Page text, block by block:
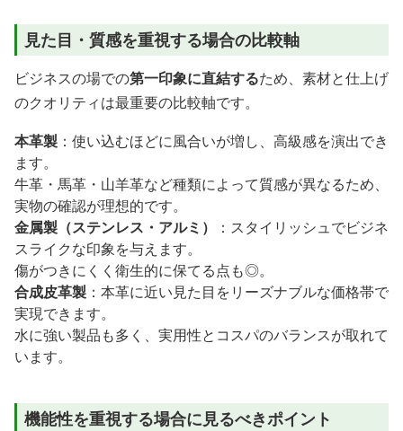
見た目・質感を重視する場合の比較軸
ビジネスの場での第一印象に直結するため、素材と仕上げ
のクオリティは最重要の比較軸です。
本革製 ：使い込むほどに風合いが増し、高級感を演出でき
ます。
牛革・馬革・山羊革など種類によって質感が異なるため、
実物の確認が理想的です。
金属製（ステンレス・アルミ）
：スタイリッシュでビジネ
スライクな印象を与えます。
傷がつきにくく衛生的に保てる点も◎。
合成皮革製 ：本革に近い見た目をリーズナブルな価格帯で
実現できます。
水に強い製品も多く、実用性とコスパのバランスが取れて
います。
機能性を重視する場合に見るべきポイント